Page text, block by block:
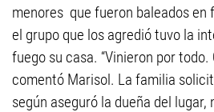
menores que fueron baleados en
el grupo que los agredió tuvo la
fuego su casa. “Vinieron por todo.
comentó Marisol. La familia
según aseguró la dueña del